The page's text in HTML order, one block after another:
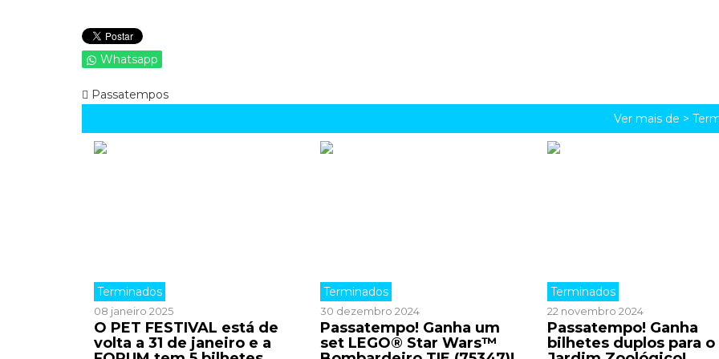
Whatsapp
Passatempos
Ver mais de >
Terminados
08 janeiro 2025
O PET FESTIVAL está de
volta a 31 de janeiro e a
Terminados
30 dezembro 2024
Passatempo! Ganha um
set LEGO® Star Wars™
Terminados
22 novembro 2024
Passatempo! Ganha
bilhetes duplos para o